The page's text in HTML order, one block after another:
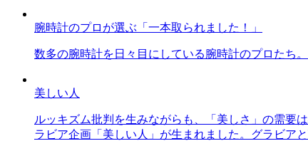
腕時計のプロが選ぶ「一本取られました！」
数多の腕時計を日々目にしている腕時計のプロたち
美しい人
ルッキズム批判を生みながらも、「美しさ」の需要
ラビア企画「美しい人」が生まれました。グラビア